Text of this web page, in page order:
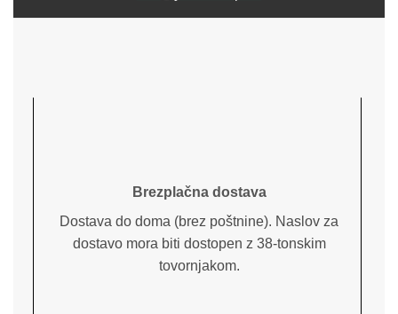
Brezplačna dostava
Dostava do doma (brez poštnine). Naslov za
dostavo mora biti dostopen z 38-tonskim
tovornjakom.